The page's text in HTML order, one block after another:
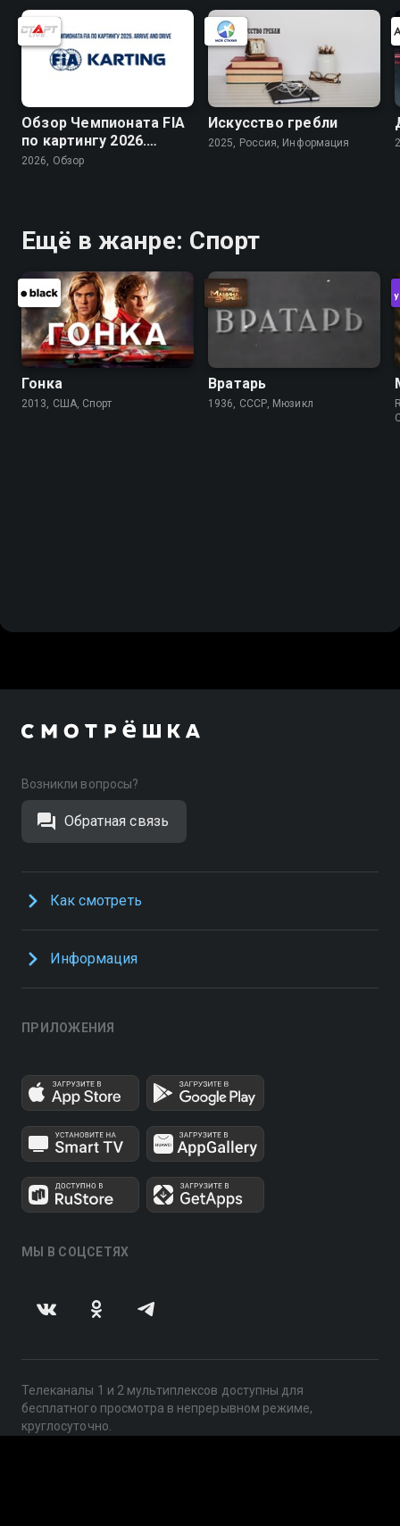
Обзор Чемпионата FIA
по картингу 2026.
Arrive and Drive
2026, Обзор
Искусство гребли
2025, Россия, Информация
Ещё в жанре: Спорт
Гонка
2013, США, Спорт
Вратарь
1936, СССР, Мюзикл
Возникли вопросы?
Обратная связь
Как смотреть
Информация
ПРИЛОЖЕНИЯ
МЫ В СОЦСЕТЯХ
Телеканалы 1 и 2 мультиплексов доступны для
бесплатного просмотра в непрерывном режиме,
круглосуточно.